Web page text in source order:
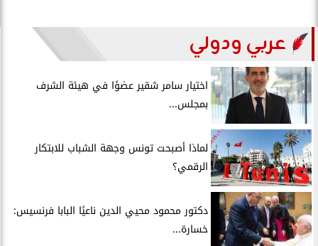
عربي ودولي
اختيار سامر شقير عضوًا في هيئة الشرف
بمجلس...
لماذا أصبحت تونس وجهة الشباب للابتكار
الرقمي؟
دكتور محمود محيي الدين ناعيًا البابا فرنسيس:
خسارة...